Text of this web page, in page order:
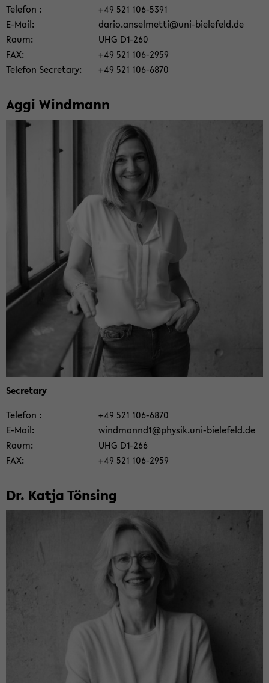
Te­le­fon
+49 521 106-​5391
E-​Mail
dario.an­sel­met­ti@uni-​bielefeld.de
Raum
UHG D1-​260
FAX
+49 521 106-​2959
Te­le­fon Se­creta­ry
+49 521 106-​6870
Aggi Wind­mann
Se­creta­ry
Te­le­fon
+49 521 106-​6870
E-​Mail
windmannd1@phy­sik.uni-​bielefeld.de
Raum
UHG D1-​266
FAX
+49 521 106-​2959
Dr. Katja Tönsing